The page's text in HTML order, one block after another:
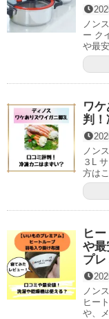
ノン
ー ク
や最
ワ
判！
ノン
３L
方は
ヒ
や最
プレ
ノン
ヒー
や、